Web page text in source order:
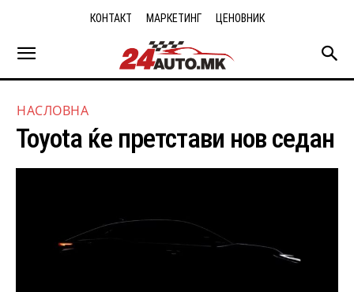
КОНТАКТ МАРКЕТИНГ ЦЕНОВНИК
НАСЛОВНА
Toyota ќе претстави нов седан